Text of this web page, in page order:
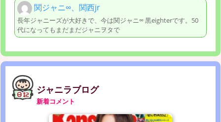
関ジャニ∞、関西jr
長年ジャニーズが大好きで、今は関ジャニ∞ 黒eighterです。50
代になってもまだまだジャニヲタで
ジャニラブログ
新着コメント